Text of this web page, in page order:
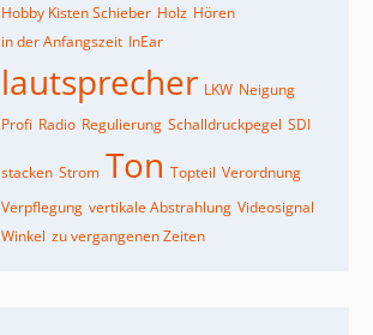
Hobby Kisten Schieber Holz Hören
in der Anfangszeit InEar
lautsprecher LKW Neigung
Profi Radio Regulierung Schalldruckpegel SDI
stacken Strom Ton Topteil Verordnung
Verpflegung vertikale Abstrahlung Videosignal
Winkel zu vergangenen Zeiten